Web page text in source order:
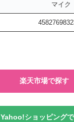
マイク
楽天市場で探す
Yahoo!ショッピング